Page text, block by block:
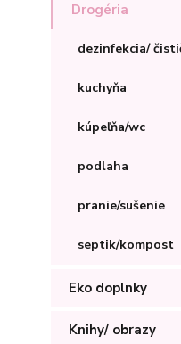
Drogéria
dezinfekcia/
kuchyňa
kúpeľňa/wc
podlaha
pranie/sušenie
septik/kompost
Eko doplnky
Knihy/ obrazy